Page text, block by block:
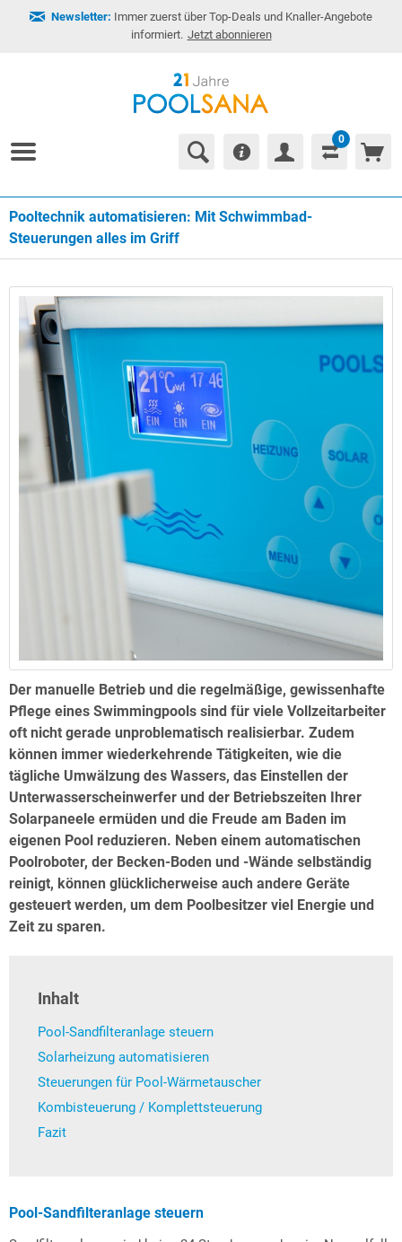
Newsletter: Immer zuerst über Top-Deals und Knaller-Angebote
informiert. Jetzt abonnieren
0
Pooltechnik automatisieren: Mit Schwimmbad-
Steuerungen alles im Griff
Der manuelle Betrieb und die regelmäßige, gewissenhafte
Pflege eines Swimmingpools sind für viele Vollzeitarbeiter
oft nicht gerade unproblematisch realisierbar. Zudem
können immer wiederkehrende Tätigkeiten, wie die
tägliche Umwälzung des Wassers, das Einstellen der
Unterwasserscheinwerfer und der Betriebszeiten Ihrer
Solarpaneele ermüden und die Freude am Baden im
eigenen Pool reduzieren. Neben einem automatischen
Poolroboter, der Becken-Boden und -Wände selbständig
reinigt, können glücklicherweise auch andere Geräte
gesteuert werden, um dem Poolbesitzer viel Energie und
Zeit zu sparen.
Inhalt
Pool-Sandfilteranlage steuern
Solarheizung automatisieren
Steuerungen für Pool-Wärmetauscher
Kombisteuerung / Komplettsteuerung
Fazit
Pool-Sandfilteranlage steuern